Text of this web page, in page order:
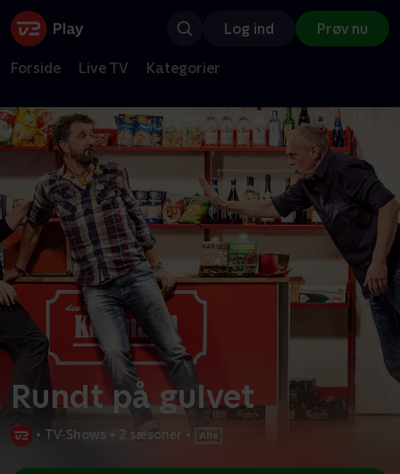
Log ind Prøv nu
Forside Live TV Kategorier
Rundt på gulvet
• TV-Shows • 2 sæsoner •